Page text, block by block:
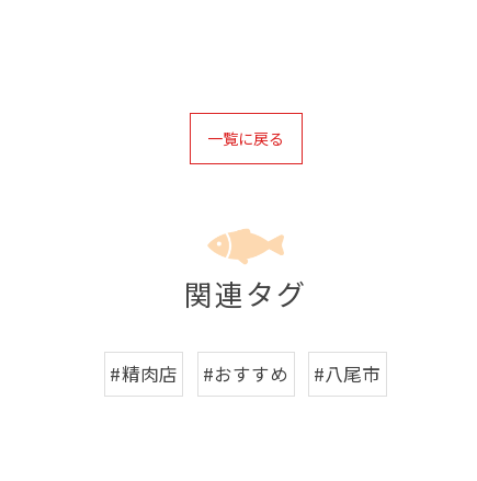
一覧に戻る
関連タグ
#精肉店 #おすすめ #八尾市